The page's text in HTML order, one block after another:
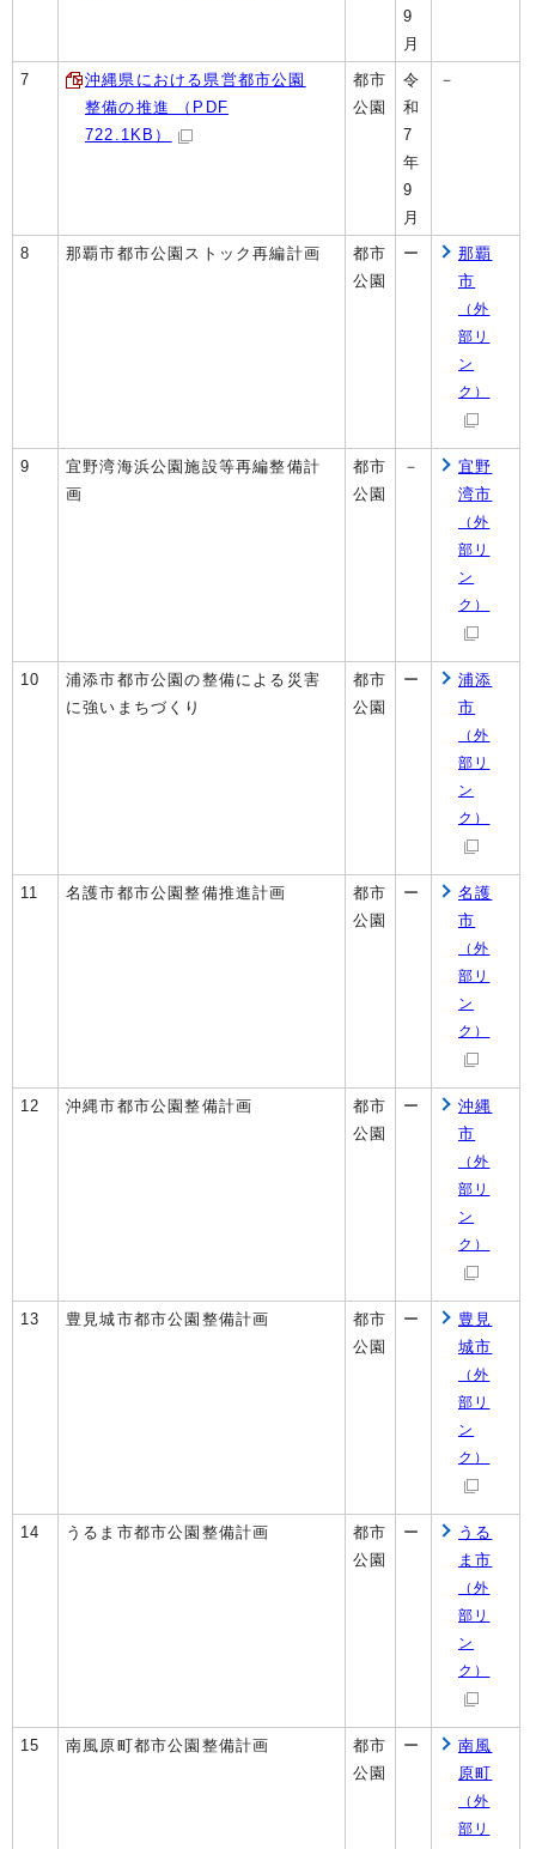
9
月
7
沖縄県における県営都市公園
整備の推進 （PDF
722.1KB）
都市
公園
令
和
7
年
9
月
－
8 那覇市都市公園ストック再編計画
都市
公園
ー
那覇
市
（外
部リ
ン
ク）
9
宜野湾海浜公園施設等再編整備計
画
都市
公園
－
宜野
湾市
（外
部リ
ン
ク）
10
浦添市都市公園の整備による災害
に強いまちづくり
都市
公園
ー
浦添
市
（外
部リ
ン
ク）
11 名護市都市公園整備推進計画
都市
公園
ー
名護
市
（外
部リ
ン
ク）
12 沖縄市都市公園整備計画
都市
公園
ー
沖縄
市
（外
部リ
ン
ク）
13 豊見城市都市公園整備計画
都市
公園
ー
豊見
城市
（外
部リ
ン
ク）
14 うるま市都市公園整備計画
都市
公園
ー
うる
ま市
（外
部リ
ン
ク）
15 南風原町都市公園整備計画
都市
公園
ー
南風
原町
（外
部リ